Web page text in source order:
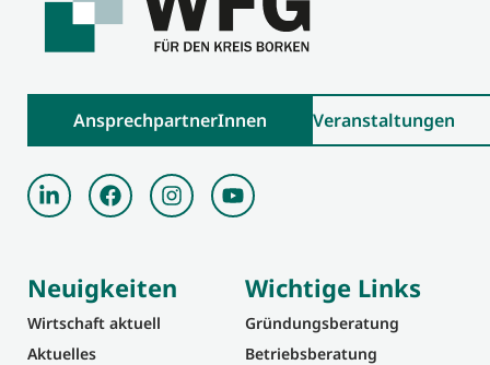
AnsprechpartnerInnen Veranstaltungen
Neuigkeiten
Wirtschaft aktuell
Aktuelles
Wichtige Links
Gründungsberatung
Betriebsberatung